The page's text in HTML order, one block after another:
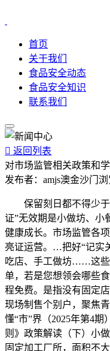
首页
关于我们
食品安全动态
食品安全知识
联系我们
 返回列表
对市场监管相关政策和
发布者： amjs澳金沙门 浏
保留刻日都不得少于
证”无效期是小做坊、小
健康成长。市场监管各
亮证运营。…把好“记实
吃店、手工做坊……这些
单，若是您想领会哪些
程免费。是指没有固定
现场制售个别户，聚焦
懂“市”界（2025年第4
则》政策解读（下）小
固定加工厂所，面积不